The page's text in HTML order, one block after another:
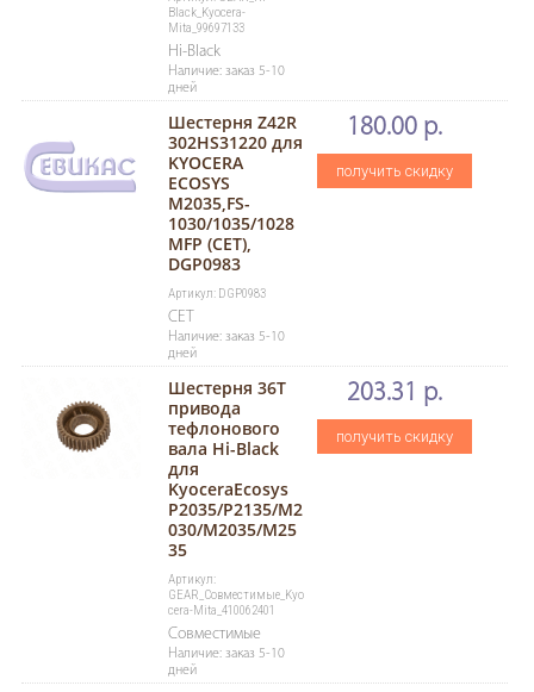
Black_Kyocera-
Mita_99697133
Hi-Black
Наличие: заказ 5-10
дней
Шестерня Z42R
302HS31220 для
KYOCERA
ECOSYS
M2035,FS-
1030/1035/1028
MFP (CET),
DGP0983
Артикул: DGP0983
CET
Наличие: заказ 5-10
дней
180.00 р.
получить скидку
Шестерня 36T
привода
тефлонового
вала Hi-Black
для
KyoceraEcosys
P2035/P2135/M2
030/M2035/M25
35
Артикул:
GEAR_Совместимые_Kyo
cera-Mita_410062401
Совместимые
Наличие: заказ 5-10
дней
203.31 р.
получить скидку